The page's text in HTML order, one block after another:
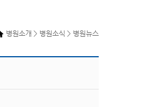
병원소개 > 병원소식 > 병원뉴스